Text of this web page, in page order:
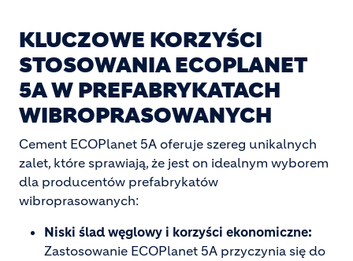
KLUCZOWE KORZYŚCI
STOSOWANIA ECOPLANET
5A W PREFABRYKATACH
WIBROPRASOWANYCH
Cement ECOPlanet 5A oferuje szereg unikalnych
zalet, które sprawiają, że jest on idealnym wyborem
dla producentów prefabrykatów
wibroprasowanych:
Niski ślad węglowy i korzyści ekonomiczne:
Zastosowanie ECOPlanet 5A przyczynia się do